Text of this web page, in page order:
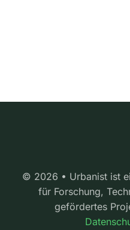
© 2026 • Urbanist ist
für Forschung,
gefördertes